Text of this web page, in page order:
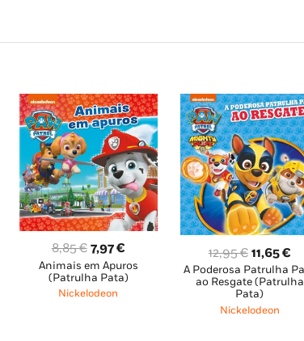
8,85€ O
preço
original
7,97€O
preço
atual
Animais em Apuros
(Patrulha Pata)
Nickelodeon
12,95€ O
preço
original
era:
11,65€O
A Poderosa Patrulha
ao Resgate (Patrulha
Pata)
Nickelodeon